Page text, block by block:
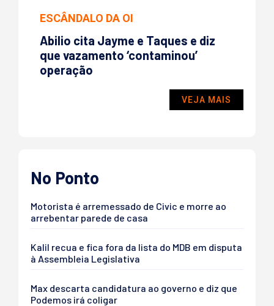
ESCÂNDALO DA OI
Abilio cita Jayme e Taques e diz
que vazamento ‘contaminou’
operação
VEJA MAIS
No Ponto
Motorista é arremessado de Civic e morre ao
arrebentar parede de casa
Kalil recua e fica fora da lista do MDB em disputa
à Assembleia Legislativa
Max descarta candidatura ao governo e diz que
Podemos irá coligar